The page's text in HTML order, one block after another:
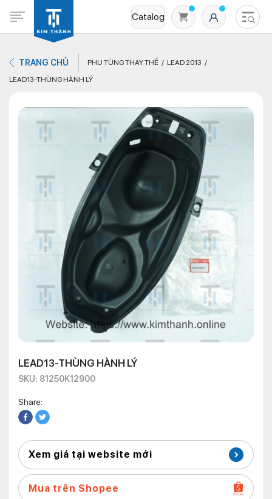
Catalog
Không có sản phẩm nào trong giỏ hàng
TRANG CHỦ PHỤ TÙNG THAY THẾ
LEAD 2013
LEAD13-THÙNG HÀNH LÝ
LEAD13-THÙNG HÀNH LÝ
SKU: 81250K12900
Share:
Xem giá tại website mới
Mua trên Shopee